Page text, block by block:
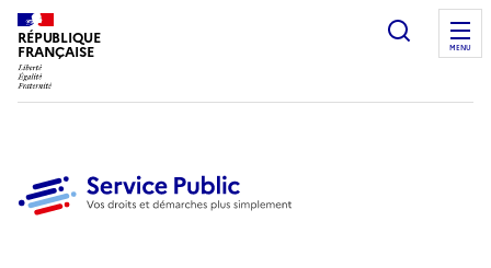
RÉPUBLIQUE
FRANÇAISE
Ouvrir
MENU